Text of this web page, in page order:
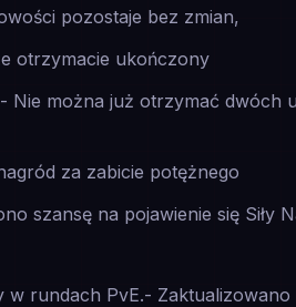
pozostaje bez zmian,
otrzymacie ukończony
Nie można już otrzymać
za zabicie potężnego
szansę na pojawienie się Siły
w rundach PvE.-